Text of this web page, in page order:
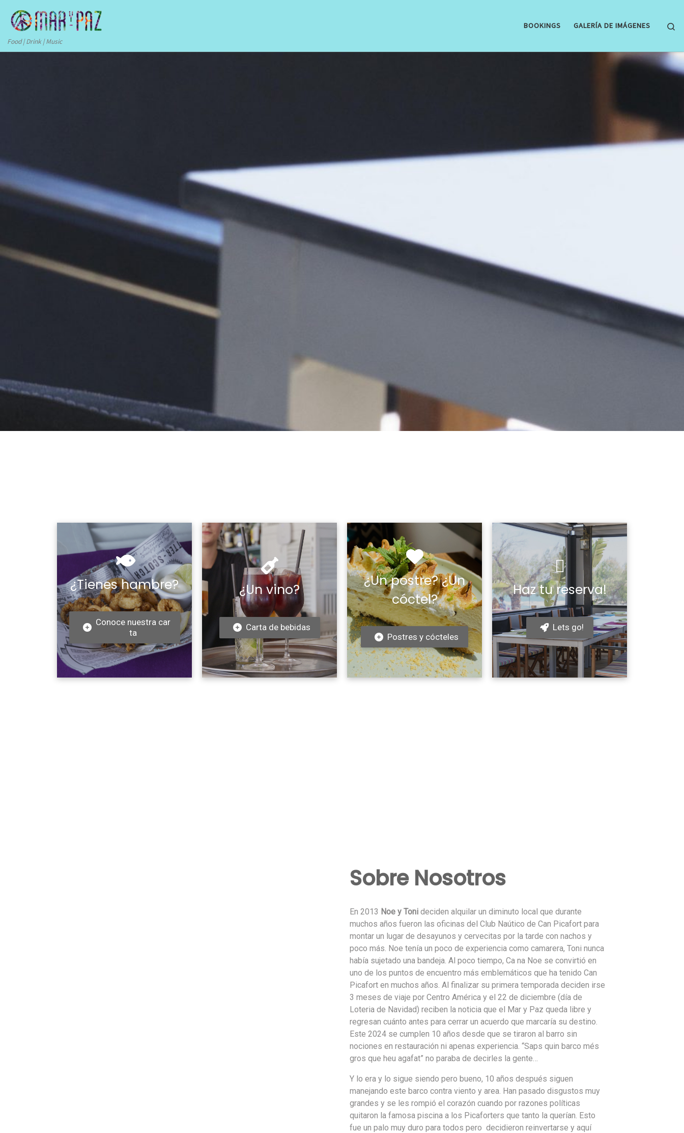
Skip to content
Food | Drink | Music
BOOKINGS GALERÍA DE IMÁGENES
¿Tienes hambre?
Conoce nuestra car
ta
¿Un vino?
Carta de bebidas
¿Un postre? ¿Un
cóctel?
Postres y cócteles
Haz tu reserva!
Lets go!
Sobre Nosotros
En 2013 Noe y Toni deciden alquilar un diminuto local que durante
muchos años fueron las oficinas del Club Naútico de Can Picafort para
montar un lugar de desayunos y cervecitas por la tarde con nachos y
poco más. Noe tenía un poco de experiencia como camarera, Toni nunca
había sujetado una bandeja. Al poco tiempo, Ca na Noe se convirtió en
uno de los puntos de encuentro más emblemáticos que ha tenido Can
Picafort en muchos años. Al finalizar su primera temporada deciden irse
3 meses de viaje por Centro América y el 22 de diciembre (día de
Loteria de Navidad) reciben la noticia que el Mar y Paz queda libre y
regresan cuánto antes para cerrar un acuerdo que marcaría su destino.
Este 2024 se cumplen 10 años desde que se tiraron al barro sin
nociones en restauración ni apenas experiencia. “Saps quin barco més
gros que heu agafat” no paraba de decirles la gente…
Y lo era y lo sigue siendo pero bueno, 10 años después siguen
manejando este barco contra viento y area. Han pasado disgustos muy
grandes y se les rompió el corazón cuando por razones políticas
quitaron la famosa piscina a los Picaforters que tanto la querían. Esto
fue un palo muy duro para todos pero decidieron reinvertarse y aquí